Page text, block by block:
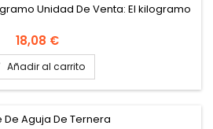
Unidad De Venta: El kilogramo
Precio
18,08 €
Añadir al carrito